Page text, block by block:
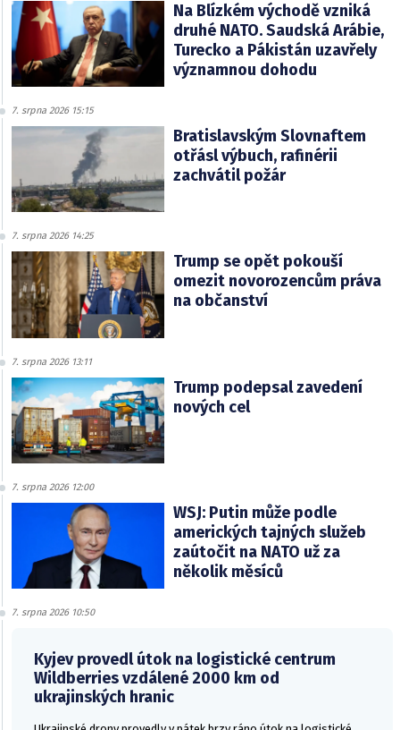
Na Blízkém východě vzniká
druhé NATO. Saudská Arábie,
Turecko a Pákistán uzavřely
významnou dohodu
7. srpna 2026 15:15
Bratislavským Slovnaftem
otřásl výbuch, rafinérii
zachvátil požár
7. srpna 2026 14:25
Trump se opět pokouší
omezit novorozencům práva
na občanství
7. srpna 2026 13:11
Trump podepsal zavedení
nových cel
7. srpna 2026 12:00
WSJ: Putin může podle
amerických tajných služeb
zaútočit na NATO už za
několik měsíců
7. srpna 2026 10:50
Kyjev provedl útok na logistické centrum
Wildberries vzdálené 2000 km od
ukrajinských hranic